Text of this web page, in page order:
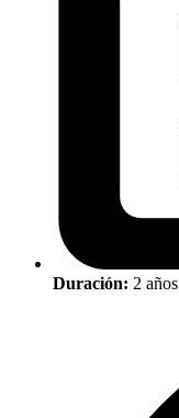
Duración: 2 años